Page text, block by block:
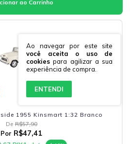
Ao navegar por este site
você aceita o uso de
cookies para agilizar a sua
experiência de compra.
ENTENDI
1955 Kinsmart 1:32 Branco
De R$57,90
Por R$47,41